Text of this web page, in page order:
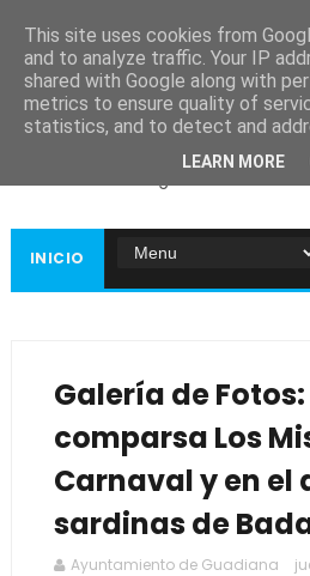
Guadiana
INICIO
Galería de Fotos:
comparsa Los
Carnaval y en el
sardinas de
Ayuntamiento de Guadiana
This site uses cookies from
and to analyze traffic. Your IP
shared with Google along with
metrics to ensure quality of
statistics, and to detect and
LEARN MORE